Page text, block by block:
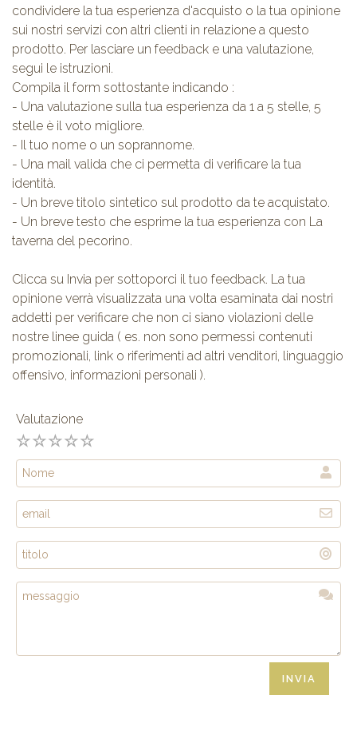
condividere la tua esperienza d'acquisto o la tua opinione
sui nostri servizi con altri clienti in relazione a questo
prodotto. Per lasciare un feedback e una valutazione,
segui le istruzioni.
Compila il form sottostante indicando :
- Una valutazione sulla tua esperienza da 1 a 5 stelle, 5
stelle è il voto migliore.
- Il tuo nome o un soprannome.
- Una mail valida che ci permetta di verificare la tua
identità.
- Un breve titolo sintetico sul prodotto da te acquistato.
- Un breve testo che esprime la tua esperienza con La
taverna del pecorino.
Clicca su Invia per sottoporci il tuo feedback. La tua
opinione verrà visualizzata una volta esaminata dai nostri
addetti per verificare che non ci siano violazioni delle
nostre linee guida ( es. non sono permessi contenuti
promozionali, link o riferimenti ad altri venditori, linguaggio
offensivo, informazioni personali ).
Valutazione
INVIA